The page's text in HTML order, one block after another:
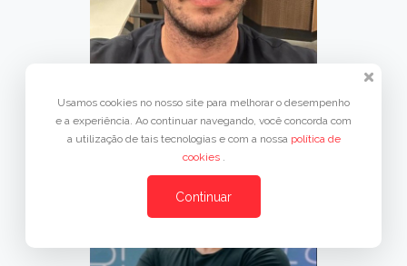
Usamos cookies no nosso site para melhorar o desempenho
e a experiência. Ao continuar navegando, você concorda com
a utilização de tais tecnologias e com a nossa política de
cookies .
Continuar